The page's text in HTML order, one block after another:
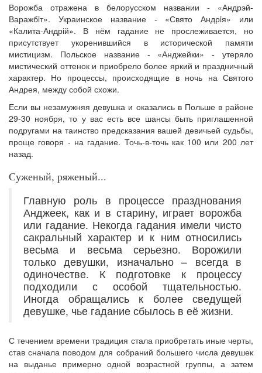
Ворожба отражена в белорусском названии - «Андрэй-
Варажбiт». Украинское название - «Свято Андрiя» или
«Калита-Андрій». В нём гадание не прослеживается, но
присутствует укоренившийся в исторической памяти
мистицизм. Польское название - «Анджейки» - утеряло
мистический оттенок и приобрело более яркий и праздничный
характер. Но процессы, происходящие в ночь на Святого
Андрея, между собой схожи.
Если вы незамужняя девушка и оказались в Польше в районе
29-30 ноября, то у вас есть все шансы быть приглашенной
подругами на таинство предсказания вашей девичьей судьбы,
проще говоря - на гадание. Точь-в-точь как 100 или 200 лет
назад.
Суженый, ряженый...
Главную роль в процессе празднования
Анджеек, как и в старину, играет ворожба
или гадание. Некогда гадания имели чисто
сакральный характер и к ним относились
весьма и весьма серьезно. Ворожили
только девушки, изначально – всегда в
одиночестве. К подготовке к процессу
подходили с особой тщательностью.
Иногда обращались к более сведущей
девушке, чье гадание сбылось в её жизни.
С течением времени традиция стала приобретать иные черты,
став сначала поводом для собраний большего числа девушек
на выданье примерно одной возрастной группы, а затем